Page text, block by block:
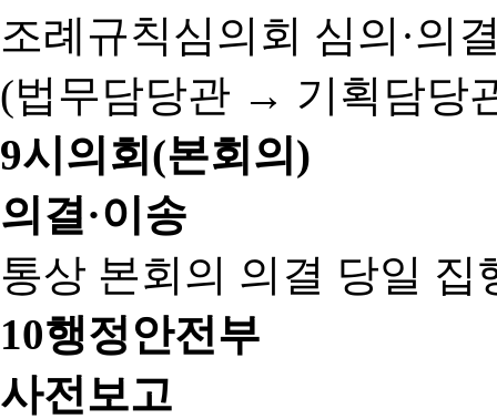
조례규칙심의회 심의·의
(법무담당관 → 기획담당
9시의회(본회의)
의결·이송
통상 본회의 의결 당일 집
10행정안전부
사전보고